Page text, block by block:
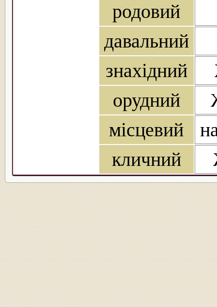
родовий
давальний
знахідний
орудний
місцевий
кличний